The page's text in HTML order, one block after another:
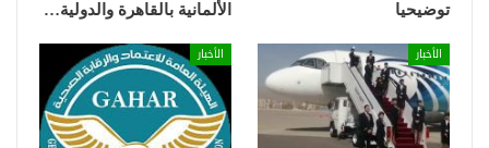
توضيحيا
الألمانية بالقاهرة والدولية…
الأخبار الأخبار